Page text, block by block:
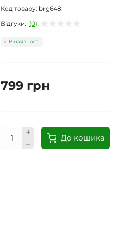
Код товару: brg648
Відгуки: (0)
В наявності
799 грн
До кошика